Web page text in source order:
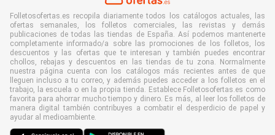
Folletosofertas.es recopila diariamente todos los catálogos actuales, las
ofertas semanales, los folletos comerciales, las revistas y demás
publicaciones de todas las tiendas de España. Así podemos mantenerte
completamente informado/a sobre las promociones de los folletos, los
descuentos y las ofertas que te interesan y también puedes encontrar
chollos, rebajas y descuentos en las tiendas de tu zona. Normalmente
nuestra página cuenta con los catálogos más recientes antes de que
lleguen incluso a tu correo, y además puedes acceder a los folletos en el
trabajo, la escuela o en la propia tienda. Establece Folletosofertas.es como
favorita para ahorrar mucho tiempo y dinero. Es más, al leer los folletos de
manera digital también contribuyes a combatir el desperdicio de papel y
ayudar al medioambiente.